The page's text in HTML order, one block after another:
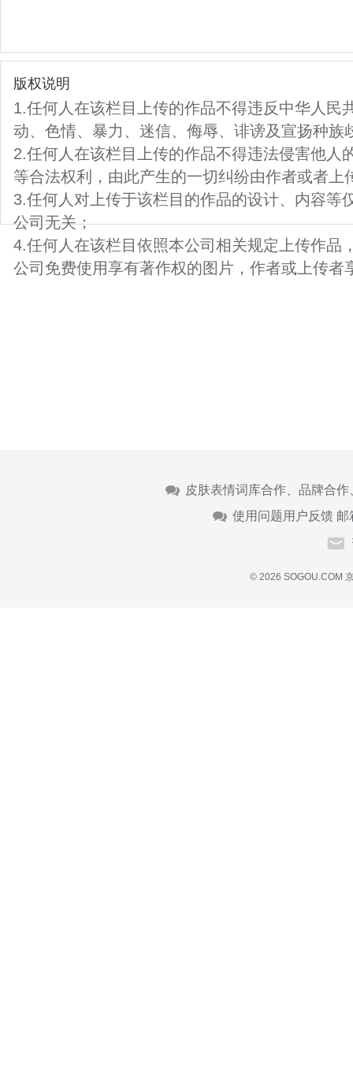
版权说明
1.任何人在该栏目上传的作品不得违反中华人民
动、色情、暴力、迷信、侮辱、诽谤及宣扬种族
2.任何人在该栏目上传的作品不得违法侵害他人
等合法权利，由此产生的一切纠纷由作者或者上
3.任何人对上传于该栏目的作品的设计、内容等
公司无关；
4.任何人在该栏目依照本公司相关规定上传作品
公司免费使用享有著作权的图片，作者或上传者
皮肤表情词库合作、品牌合
使用问题用户反馈 邮
© 2026 SOGOU.COM